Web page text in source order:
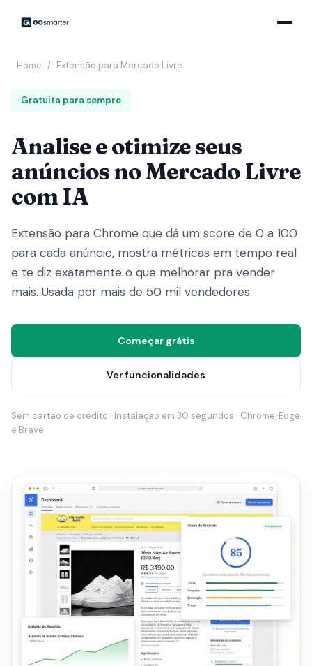
Home / Extensão para Mercado Livre
Gratuita para sempre
Analise e otimize seus
anúncios no Mercado Livre
com IA
Extensão para Chrome que dá um score de 0 a 100
para cada anúncio, mostra métricas em tempo real
e te diz exatamente o que melhorar pra vender
mais. Usada por mais de 50 mil vendedores.
Começar grátis
Ver funcionalidades
Sem cartão de crédito · Instalação em 30 segundos · Chrome, Edge
e Brave